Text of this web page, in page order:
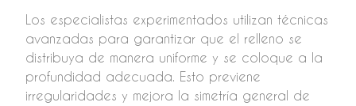
Los especialistas experimentados utilizan técnicas
avanzadas para garantizar que el relleno se
distribuya de manera uniforme y se coloque a la
profundidad adecuada. Esto previene
irregularidades y mejora la simetría general de